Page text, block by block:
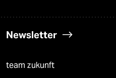
Newsletter
team zukunft